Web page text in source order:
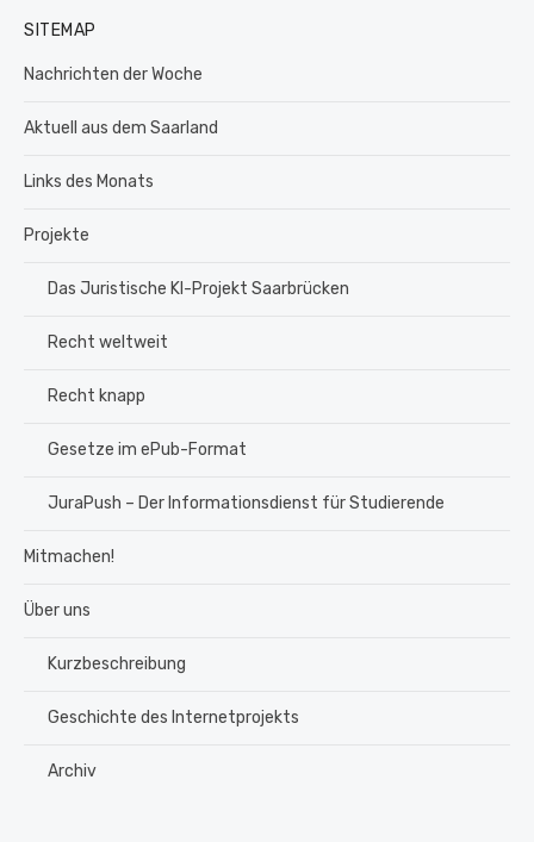
SITEMAP
Nachrichten der Woche
Aktuell aus dem Saarland
Links des Monats
Projekte
Das Juristische KI-Projekt Saarbrücken
Recht weltweit
Recht knapp
Gesetze im ePub-Format
JuraPush – Der Informationsdienst für Studierende
Mitmachen!
Über uns
Kurzbeschreibung
Geschichte des Internetprojekts
Archiv